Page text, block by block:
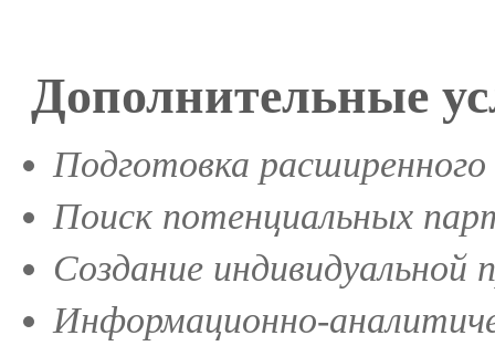
Дополнительные
Подготовка
Поиск потенциальных
Создание индивидуальной
Информационно-